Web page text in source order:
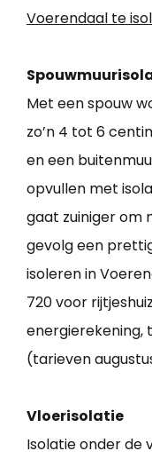
Voerendaal te
Met een spouw
zo’n 4 tot 6
en een
opvullen met
gaat zuiniger om
gevolg een
isoleren in
720 voor
energierekening,
(tarieven
Vloerisolatie
Isolatie onder